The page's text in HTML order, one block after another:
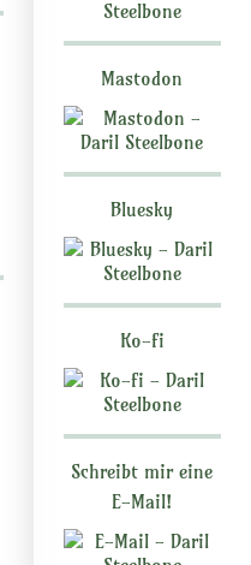
Mastodon
Bluesky
Ko-fi
Schreibt mir eine
E-Mail!